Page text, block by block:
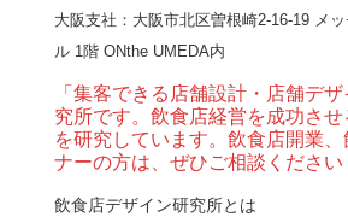
とライブ感を両立し
和モダン串揚げ店。
「…
【Queux Norme（
ノルム）】女子会
薦めな&…
大阪支社 ：大阪市北区曽根崎2-16-19 メ
ル 1階 ONthe UMEDA内
「集客できる店舗設計・店舗デ
究所です。飲食店経営を成功させ
を研究しています。飲食店開業
ナーの方は、ぜひご相談ください
飲食店デザイン研究所とは